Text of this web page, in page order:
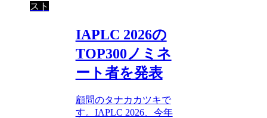
スト
IAPLC 2026の
TOP300ノミネ
ート者を発表
顧問のタナカカツキで
す。IAPLC 2026、今年